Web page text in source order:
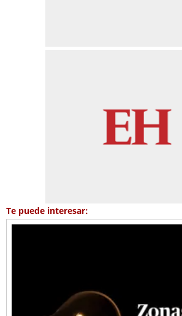
Te puede interesar: